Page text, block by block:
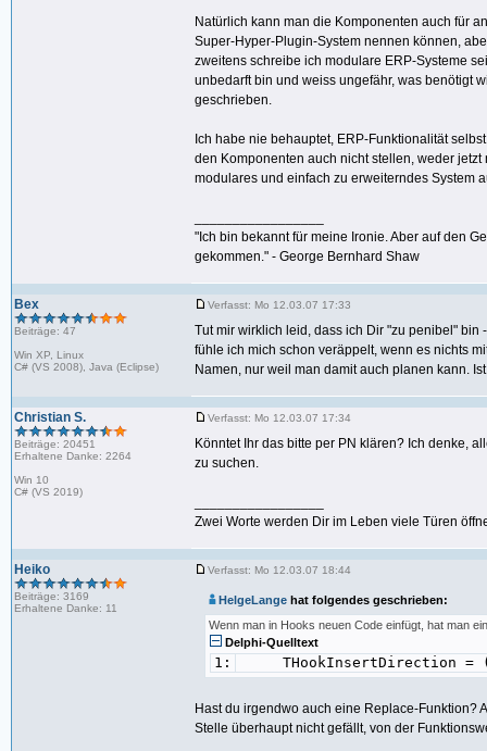
Natürlich kann man die Komponenten auch für
Super-Hyper-Plugin-System nennen können,
zweitens schreibe ich modulare ERP-Systeme
unbedarft bin und weiss ungefähr, was benötigt
geschrieben.
Ich habe nie behauptet, ERP-Funktionalität
den Komponenten auch nicht stellen, weder
modulares und einfach zu erweiterndes System
"Ich bin bekannt für meine Ironie. Aber auf den
gekommen." - George Bernhard Shaw
Bex
Beiträge: 47
Win XP, Linux
C# (VS 2008), Java (Eclipse)
Verfasst: Mo 12.03.07 17:33
Tut mir wirklich leid, dass ich Dir "zu penibel"
fühle ich mich schon veräppelt, wenn es nichts
Namen, nur weil man damit auch planen kann.
Christian S.
Beiträge: 20451
Erhaltene Danke: 2264
Win 10
C# (VS 2019)
Verfasst: Mo 12.03.07 17:34
Könntet Ihr das bitte per PN klären? Ich denke,
zu suchen.
Zwei Worte werden Dir im Leben viele Türen
Heiko
Beiträge: 3169
Erhaltene Danke: 11
Verfasst: Mo 12.03.07 18:44
HelgeLange hat folgendes geschrieben:
Wenn man in Hooks neuen Code einfügt, hat man
Delphi-Quelltext
1: THookInsertDirection =
Hast du irgendwo auch eine Replace-Funktion?
Stelle überhaupt nicht gefällt, von der